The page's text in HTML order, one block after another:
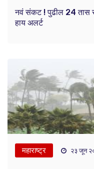
नवं संकट ! पुढील 24 तास
हाय अलर्ट
महाराष्ट्र २३ जून